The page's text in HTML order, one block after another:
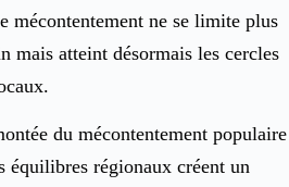
mécontentement ne se limite plus
mais atteint désormais les cercles
du mécontentement populaire
équilibres régionaux créent un